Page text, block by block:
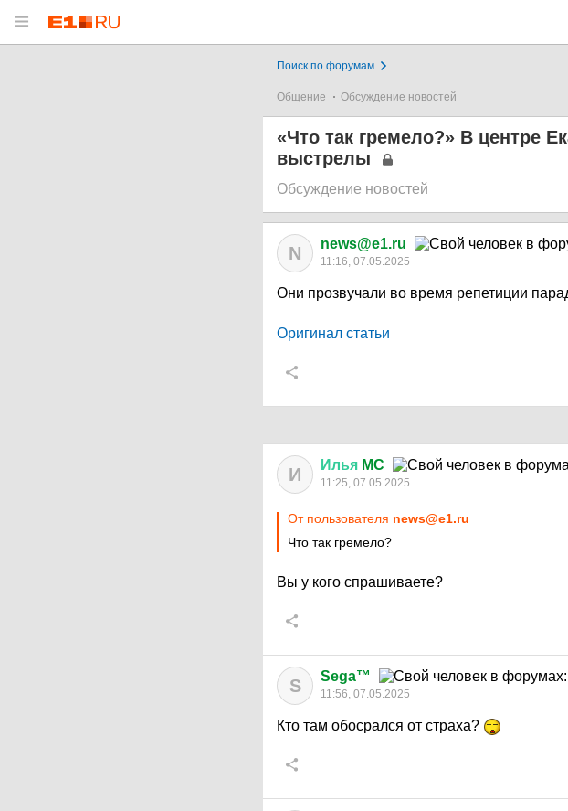
Поиск по форумам
Общение Обсуждение новостей
«Что так гремело?» В центре
выстрелы
Обсуждение новостей
N news@e1.ru
11:16, 07.05.2025
Они прозвучали во время репетиции
Оригинал статьи
И Илья MC
11:25, 07.05.2025
От пользователя news@e1.ru
Что так гремело?
Вы у кого спрашиваете?
S Sega™
11:56, 07.05.2025
Кто там обосрался от страха?